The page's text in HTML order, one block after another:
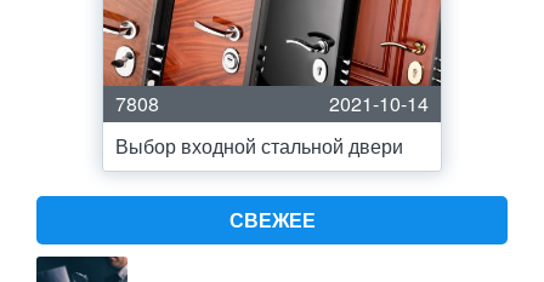
7808
2021-10-14
Выбор входной стальной двери
СВЕЖЕЕ